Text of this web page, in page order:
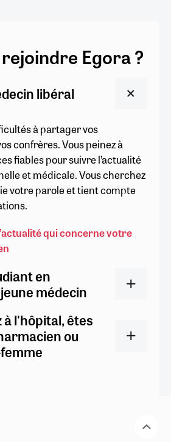
Egora ?
libéral
à partager vos
confrères. Vous peinez à
fiables pour suivre l’actualité
et médicale. Vous cherchez
votre parole et tient compte
qui concerne votre
en
médecin
à l'hôpital, êtes
ou